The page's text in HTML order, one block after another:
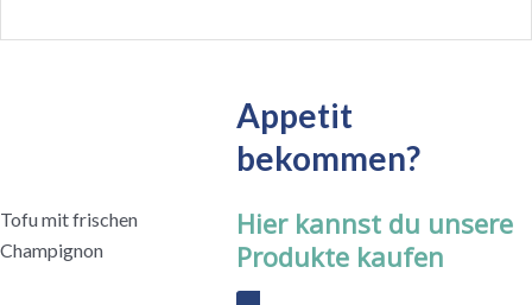
Tofu mit frischen
Champignon
Appetit
bekommen?
Hier kannst du unsere
Produkte kaufen